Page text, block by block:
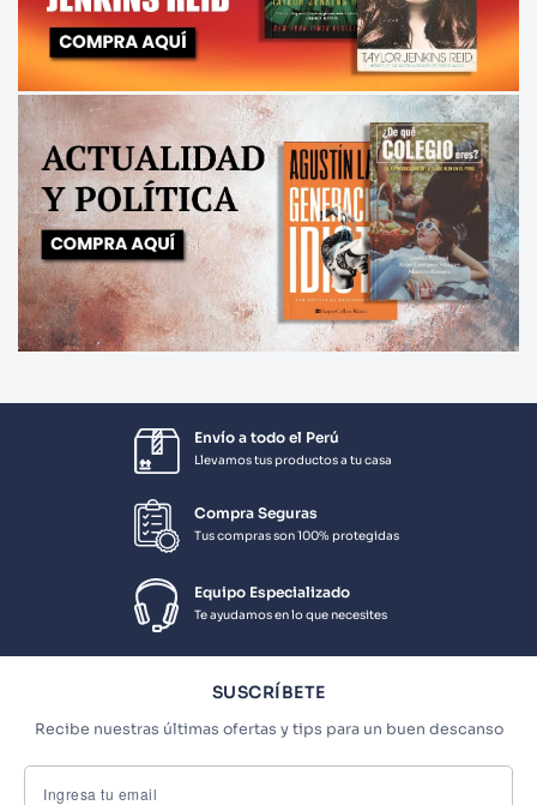
Envío a todo el Perú
Llevamos tus productos a tu casa
Compra Seguras
Tus compras son 100% protegidas
Equipo Especializado
Te ayudamos en lo que necesites
SUSCRÍBETE
Recibe nuestras últimas ofertas y tips para un buen descanso